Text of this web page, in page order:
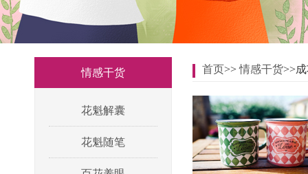
情感干货
花魁解囊
花魁随笔
首页>>情感干货>>